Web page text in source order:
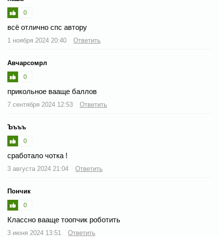
0
всё отлично спс автору
1 ноября 2024 20:40 Ответить
Авчарсомрл
0
прикольное вааще баллов
7 сентября 2024 12:53 Ответить
Ъъъъ
0
сработало чотка !
3 августа 2024 21:04 Ответить
Пончик
0
Классно вааще тоопчик роботить
3 июня 2024 13:51 Ответить